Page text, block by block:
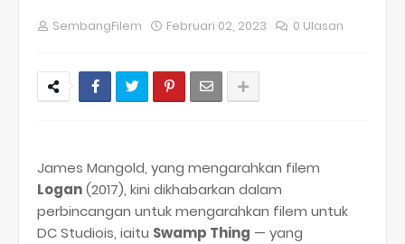
SembangFilem Februari 02, 2023 0 Ulasan
James Mangold, yang mengarahkan filem
Logan(2017), kini dikhabarkan dalam
perbincangan untuk mengarahkan filem untuk
DC Studiois, iaitu Swamp Thing — yang